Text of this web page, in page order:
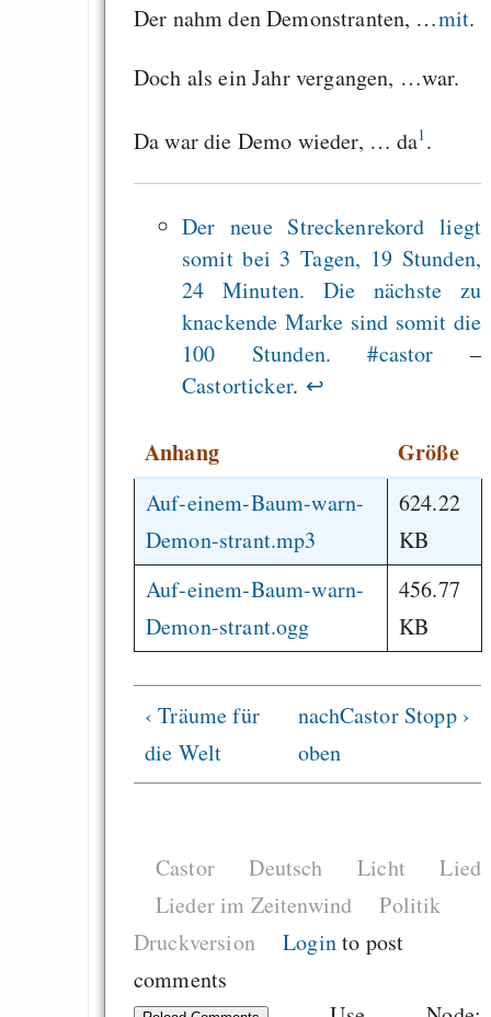
Der nahm den Demonstranten, …mit.
Doch als ein Jahr vergangen, …war.
Da war die Demo wieder, … da1 .
Der neue Streckenrekord liegt
somit bei 3 Tagen, 19 Stunden,
24 Minuten. Die nächste zu
knackende Marke sind somit die
100 Stunden. #castor –
Castorticker. ↩
Anhang Größe
Auf-einem-Baum-warn-
Demon-strant.mp3
624.22
KB
Auf-einem-Baum-warn-
Demon-strant.ogg
456.77
KB
‹ Träume für
die Welt
nach
oben
Castor Stopp ›
Castor Deutsch Licht
Lied
Lieder im Zeitenwind
Politik
Druckversion
Loginto post
comments
software, ethics
Stille
Singen im Advent -
zementieren!
Draketo neu: Beiträge
Alltag in
Klimaneutralen Welt
Curb impacts
programming to
EU sovereignty
Es gibt Fakten
Measured
Graben-Neudorf,
West Germany
der Vermögenssteuer
Heute ist der